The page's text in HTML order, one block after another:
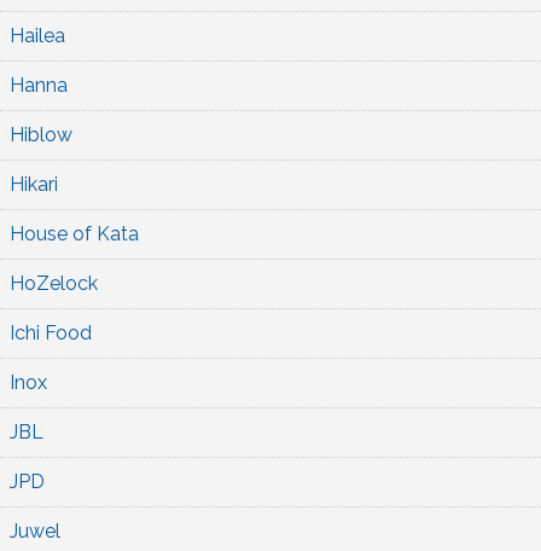
Hailea
Hanna
Hiblow
Hikari
House of Kata
HoZelock
Ichi Food
Inox
JBL
JPD
Juwel